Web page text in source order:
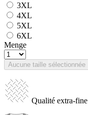
3XL
4XL
5XL
6XL
Menge
Aucune taille sélectionnée
Qualité extra-fine